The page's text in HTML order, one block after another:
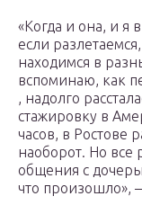
«Когда и она, и я
если
находимся в
вспоминаю, как
, надолго
стажировку в
часов, в Ростове
наоборот. Но все
общения с
что произошло»,